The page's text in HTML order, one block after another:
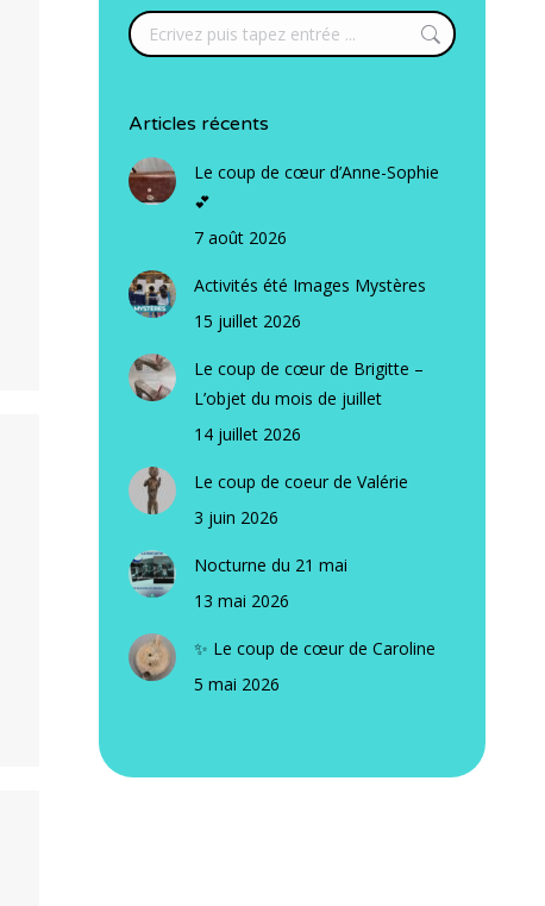
Search:
Articles récents
Le coup de cœur d’Anne-Sophie
💕
7 août 2026
Activités été Images Mystères
15 juillet 2026
Le coup de cœur de Brigitte –
L’objet du mois de juillet
14 juillet 2026
Le coup de coeur de Valérie
3 juin 2026
Nocturne du 21 mai
13 mai 2026
✨ Le coup de cœur de Caroline
5 mai 2026